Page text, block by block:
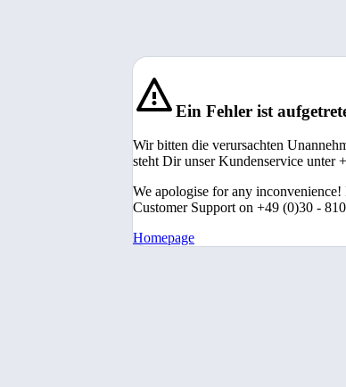
Ein Fehler ist
Wir bitten die verursachten
steht Dir unser Kundenservice unter
We apologise for any
Customer Support on +49 (0)30 -
Homepage